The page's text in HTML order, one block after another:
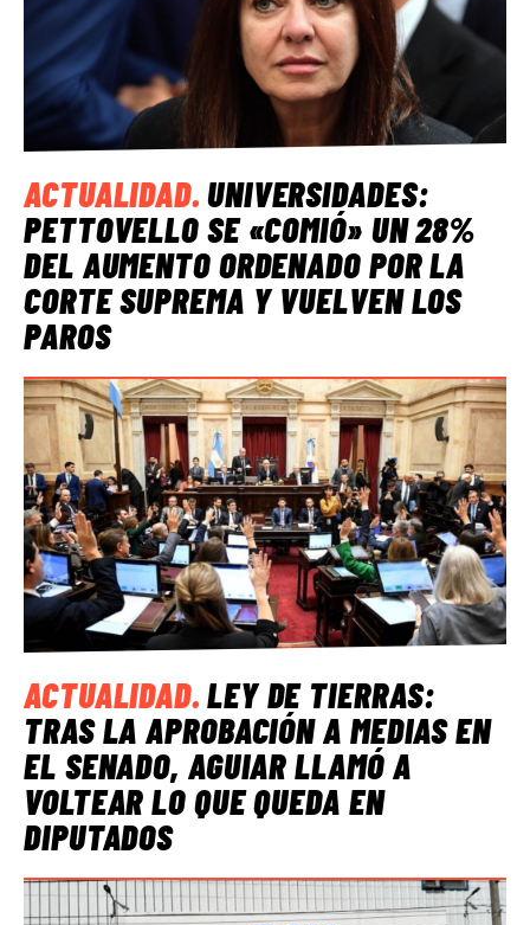
ACTUALIDAD.UNIVERSIDADES:
PETTOVELLO SE «COMIÓ» UN 28%
DEL AUMENTO ORDENADO POR LA
CORTE SUPREMA Y VUELVEN LOS
PAROS
ACTUALIDAD.LEY DE TIERRAS:
TRAS LA APROBACIÓN A MEDIAS EN
EL SENADO, AGUIAR LLAMÓ A
VOLTEAR LO QUE QUEDA EN
DIPUTADOS